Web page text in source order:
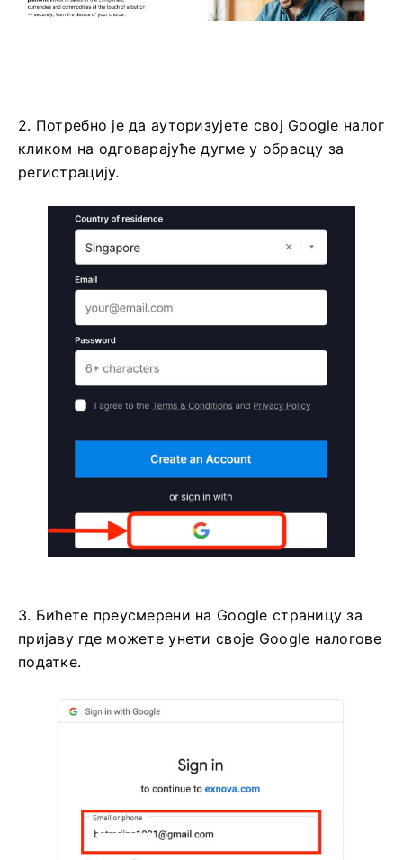
2. Потребно је да ауторизујете свој Google налог
кликом на одговарајуће дугме у обрасцу за
регистрацију.
3. Бићете преусмерени на Google страницу за
пријаву где можете унети своје Google налогове
податке.